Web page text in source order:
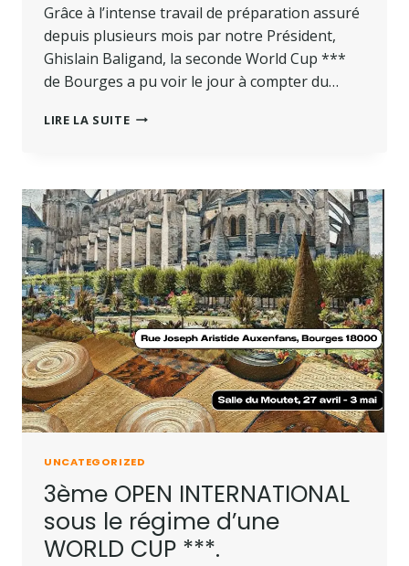
Grâce à l’intense travail de préparation assuré
depuis plusieurs mois par notre Président,
Ghislain Baligand, la seconde World Cup ***
de Bourges a pu voir le jour à compter du…
LIRE LA SUITEWORLD
2026
UNCATEGORIZED
3ème OPEN INTERNATIONAL
sous le régime d’une
WORLD CUP ***.